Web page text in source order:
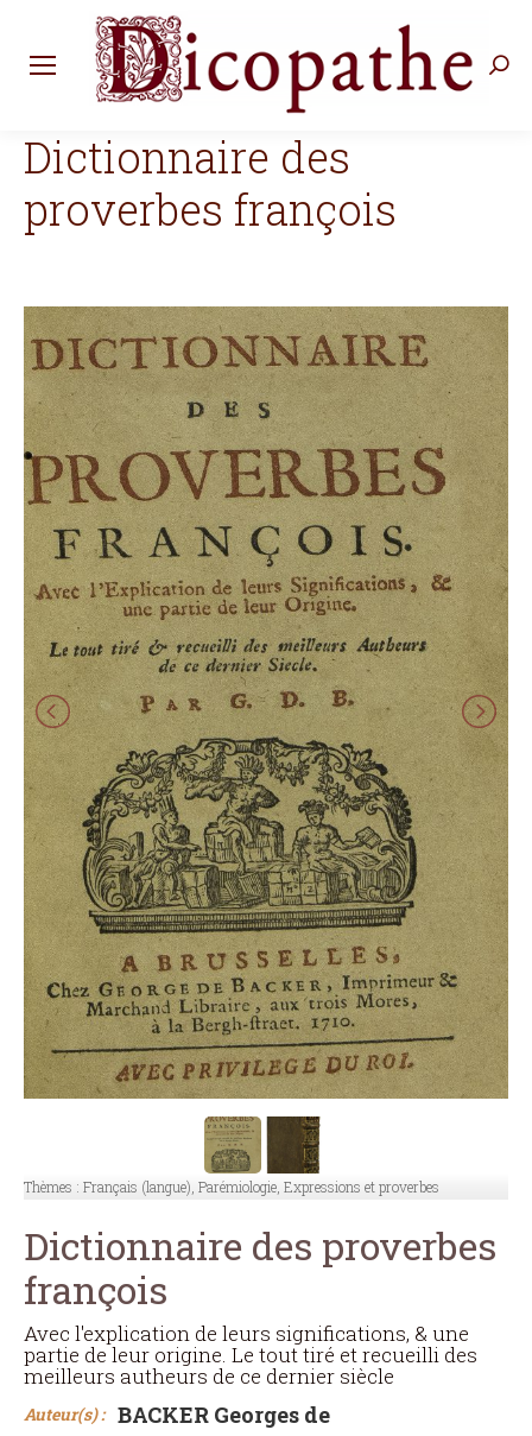
Dictionnaire des
proverbes françois
Thèmes : Français (langue), Parémiologie, Expressions et proverbes
Dictionnaire des proverbes
françois
Avec l'explication de leurs significations, & une
partie de leur origine. Le tout tiré et recueilli des
meilleurs autheurs de ce dernier siècle
Auteur(s) : BACKER Georges de